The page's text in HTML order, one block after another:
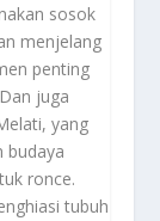
sosok
menjelang
penting
juga
yang
budaya
ronce.
tubuh